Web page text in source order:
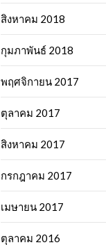
สิงหาคม 2018
กุมภาพันธ์ 2018
พฤศจิกายน 2017
ตุลาคม 2017
สิงหาคม 2017
กรกฎาคม 2017
เมษายน 2017
ตุลาคม 2016